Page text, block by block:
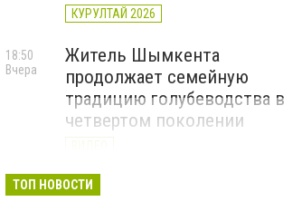
КУРУЛТАЙ 2026
Житель Шымкента
продолжает семейную
традицию голубеводства в
четвертом поколении
18:50
Вчера
«Әділет» объединила
17:22
ТОП НОВОСТИ